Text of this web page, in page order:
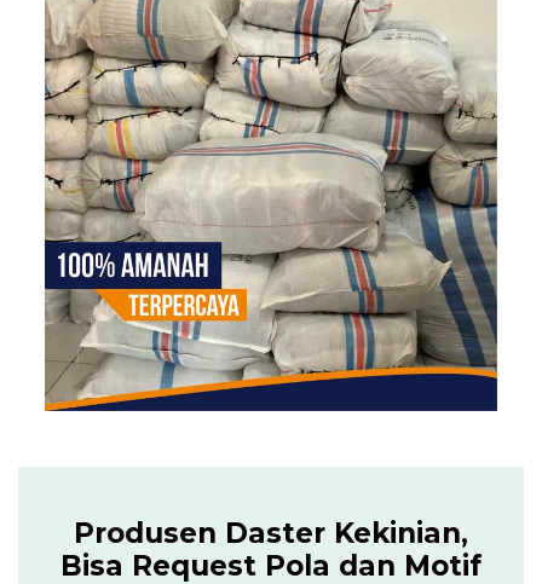
Produsen Daster Kekinian,
Bisa Request Pola dan Motif